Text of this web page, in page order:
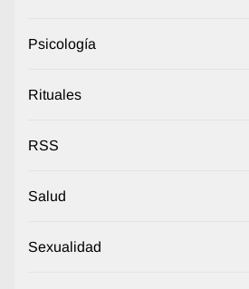
Psicología
Rituales
RSS
Salud
Sexualidad